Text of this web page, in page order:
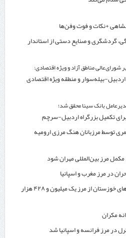
+نکات و فوت وفن‌ها
گردشگری و صنایع دستی از استاندار
شورای‌عالی مناطق آزاد و ویژه اقتصادی:
اردبیل-بیله‌سوار و منطقه ویژه اقتصادی
بانک سینا محقق شد؛
مرز بین‌المللی مهران شود
در مرز مغرب و اسپانیا
تردد زائران اربعین در مرزهای خوزستان از مرز یک میلیون و ۴۲۸ هزار
مکران
در مرز فرانسه و اسپانیا شد